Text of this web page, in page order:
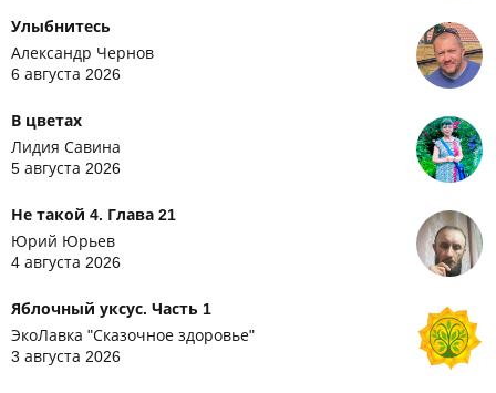
Улыбнитесь
Александр Чернов
6 августа 2026
В цветах
Лидия Савина
5 августа 2026
Не такой 4. Глава 21
Юрий Юрьев
4 августа 2026
Яблочный уксус. Часть 1
ЭкоЛавка "Сказочное здоровье"
3 августа 2026